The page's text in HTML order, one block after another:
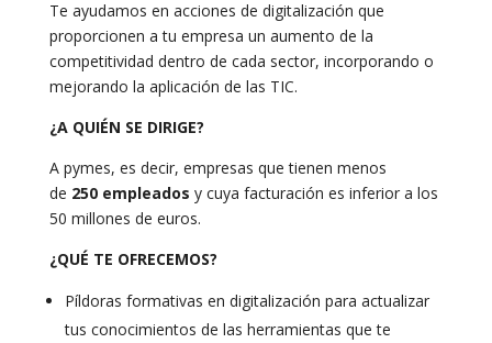
Te ayudamos en acciones de digitalización que
proporcionen a tu empresa un aumento de la
competitividad dentro de cada sector, incorporando o
mejorando la aplicación de las TIC.
¿A QUIÉN SE DIRIGE?
A pymes, es decir, empresas que tienen menos
de 250 empleados y cuya facturación es inferior a los
50 millones de euros.
¿QUÉ TE OFRECEMOS?
Píldoras formativas en digitalización para actualizar
tus conocimientos de las herramientas que te